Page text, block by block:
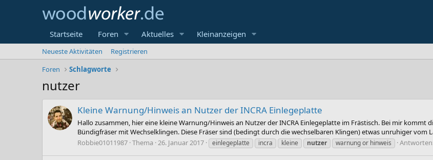
Startseite Foren Aktuelles Kleinanzeigen
Neueste Aktivitäten
Registrieren
Foren
Schlagworte
nutzer
Kleine Warnung/Hinweis an Nutzer der INCRA Einlegeplatte
Hallo zusammen, hier eine kleine Warnung/Hinweis an Nutzer der INCRA Einlegeplatte im Frästisch. Bei mir kommt
Bündigfräser mit Wechselklingen. Diese Fräser sind (bedingt durch die wechselbaren Klingen) etwas unruhiger vom
Robbie01011987 Thema 26. Januar 2017 einlegeplatte incra kleine nutzer warnung or hinweis